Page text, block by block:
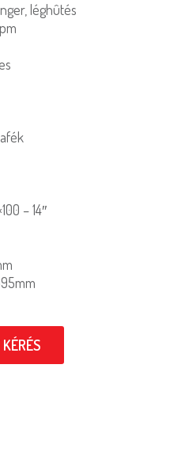
léghûtés
– 14″